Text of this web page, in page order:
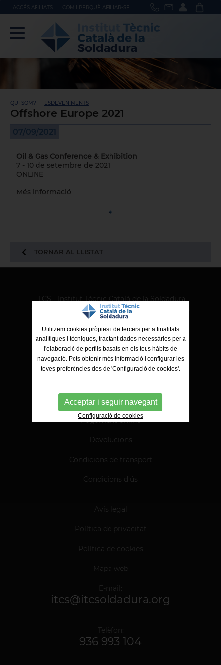
ACCÉS AFILIATS COM I PERQUÈ AFILIAR-SE
QUI SOM? - - ESDEVENIMENTS
Offshore Europe 2021
07/09/2021
Oil & Gas Conference & Exhibition
7 - 10 de setembre de 2021
ONLINE
Més informació
TORNAR AL LLISTAT
ITCS - Institut Tècnic Català de la Soldadura
Ctra. de Molins de Rei a Sabadell, 79, Nau 8 bis
08191 Rubí (Barcelona)
Pagament online
Devolucions
Condicions de transport
Condicions d'ús
Avís legal
Política de privacitat
Política de cookies
Mapa web
E-mail:
itcs@itcsoldadura.org
Telèfon:
936 993 104
Utilitzem cookies pròpies i de tercers per a finalitats
analítiques i tècniques, tractant dades necessàries per a
l'elaboració de perfils basats en els teus hàbits de
navegació. Pots obtenir més informació i configurar les
teves preferències des de 'Configuració de cookies'.
Acceptar i seguir navegant
Configuració de cookies